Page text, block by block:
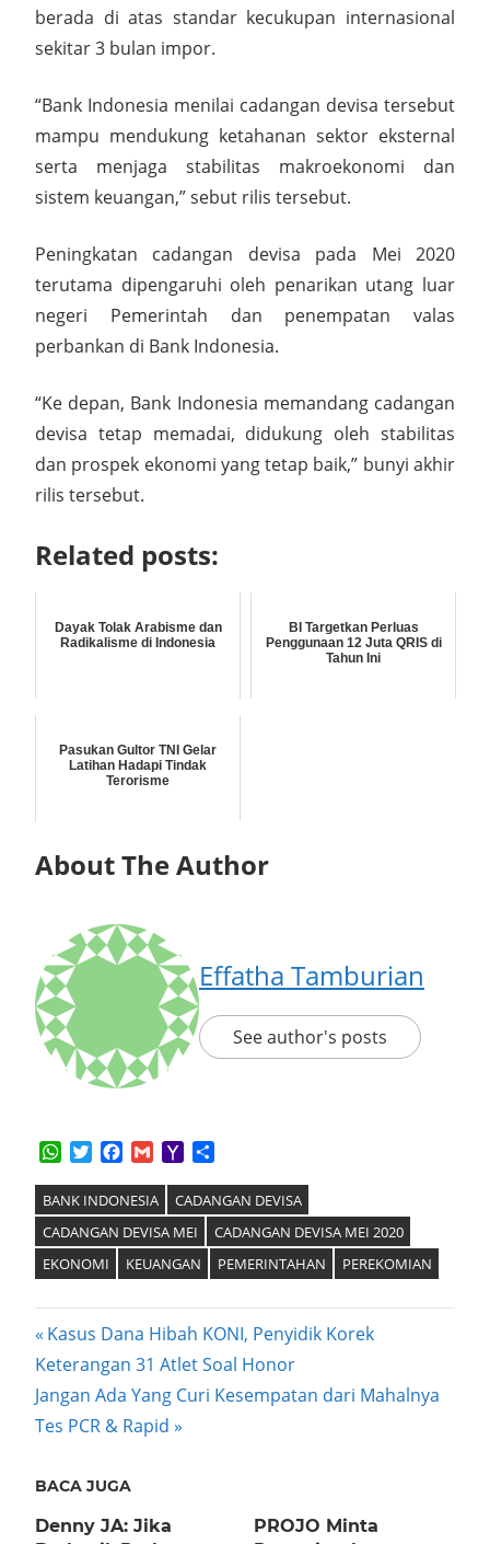
berada di atas standar kecukupan internasional
sekitar 3 bulan impor.
“Bank Indonesia menilai cadangan devisa tersebut
mampu mendukung ketahanan sektor eksternal
serta menjaga stabilitas makroekonomi dan
sistem keuangan,” sebut rilis tersebut.
Peningkatan cadangan devisa pada Mei 2020
terutama dipengaruhi oleh penarikan utang luar
negeri Pemerintah dan penempatan valas
perbankan di Bank Indonesia.
“Ke depan, Bank Indonesia memandang cadangan
devisa tetap memadai, didukung oleh stabilitas
dan prospek ekonomi yang tetap baik,” bunyi akhir
rilis tersebut.
Related posts:
Dayak Tolak Arabisme dan
Radikalisme di Indonesia
BI Targetkan Perluas
Penggunaan 12 Juta QRIS di
Tahun Ini
Pasukan Gultor TNI Gelar
Latihan Hadapi Tindak
Terorisme
About The Author
Effatha Tamburian
See author's posts
WhatsApp
TwitterFacebook
GmailYahoo
BANK INDONESIA
CADANGAN DEVISA
CADANGAN DEVISA MEI
CADANGAN DEVISA MEI 2020
EKONOMI
KEUANGAN PEMERINTAHAN PEREKOMIAN
Post
navigation
Previous
Post:
Kasus Dana Hibah KONI, Penyidik Korek
Keterangan 31 Atlet Soal Honor
Next
Post:
Jangan Ada Yang Curi Kesempatan dari Mahalnya
Tes PCR & Rapid
BACA JUGA
Denny JA: Jika
PROJO Minta